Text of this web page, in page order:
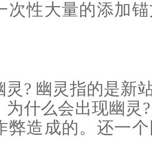
次性大量的添加
灵? 幽灵指的是新
为什么会出现幽灵
弊造成的。还一